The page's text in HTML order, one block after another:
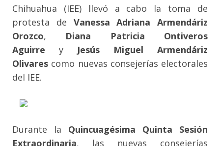
Chihuahua (IEE) llevó a cabo la toma de
protesta de
Vanessa Adriana Armendáriz
Orozco,
Diana Patricia Ontiveros
Aguirre
y
Jesús Miguel Armendáriz
Olivares como nuevas consejerías electorales
del IEE.
Durante la
Quincuagésima Quinta Sesión
Extraordinaria, las nuevas consejerías